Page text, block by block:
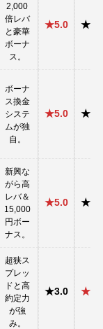
2,000
倍レバ
と豪華
ボーナ
ス。
★5.0
ボーナ
ス換金
システ
ムが独
自。
★5.0
新興な
がら高
レバ＆
15,000
円ボー
ナス。
★5.0
超狭ス
プレッ
ドと高
約定力
が強
み。
★3.0